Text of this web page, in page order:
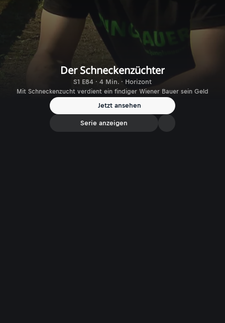
Der Schneckenzüchter
S1 E84 · 4 Min. · Horizont
Mit Schneckenzucht verdient ein findiger Wiener Bauer sein Geld
Jetzt ansehen
Serie anzeigen